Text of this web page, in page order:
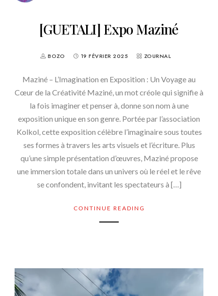
[GUETALI] Expo Maziné
BOZO 19 FÉVRIER 2025 ZOURNAL
Maziné – L’Imagination en Exposition : Un Voyage au
Cœur de la Créativité Maziné, un mot créole qui signifie à
la fois imaginer et penser à, donne son nom à une
exposition unique en son genre. Portée par l’association
Kolkol, cette exposition célèbre l’imaginaire sous toutes
ses formes à travers les arts visuels et l’écriture. Plus
qu’une simple présentation d’œuvres, Maziné propose
une immersion totale dans un univers où le réel et le rêve
se confondent, invitant les spectateurs à […]
CONTINUE READING